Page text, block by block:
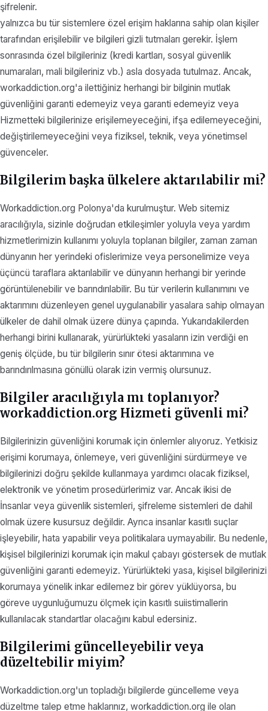
şifrelenir.
yalnızca bu tür sistemlere özel erişim haklarına sahip olan kişiler
tarafından erişilebilir ve bilgileri gizli tutmaları gerekir. İşlem
sonrasında özel bilgileriniz (kredi kartları, sosyal güvenlik
numaraları, mali bilgileriniz vb.) asla dosyada tutulmaz. Ancak,
workaddiction.org'a ilettiğiniz herhangi bir bilginin mutlak
güvenliğini garanti edemeyiz veya garanti edemeyiz veya
Hizmetteki bilgilerinize erişilemeyeceğini, ifşa edilemeyeceğini,
değiştirilemeyeceğini veya fiziksel, teknik, veya yönetimsel
güvenceler.
Bilgilerim başka ülkelere aktarılabilir mi?
Workaddiction.org Polonya'da kurulmuştur. Web sitemiz
aracılığıyla, sizinle doğrudan etkileşimler yoluyla veya yardım
hizmetlerimizin kullanımı yoluyla toplanan bilgiler, zaman zaman
dünyanın her yerindeki ofislerimize veya personelimize veya
üçüncü taraflara aktarılabilir ve dünyanın herhangi bir yerinde
görüntülenebilir ve barındırılabilir. Bu tür verilerin kullanımını ve
aktarımını düzenleyen genel uygulanabilir yasalara sahip olmayan
ülkeler de dahil olmak üzere dünya çapında. Yukarıdakilerden
herhangi birini kullanarak, yürürlükteki yasaların izin verdiği en
geniş ölçüde, bu tür bilgilerin sınır ötesi aktarımına ve
barındırılmasına gönüllü olarak izin vermiş olursunuz.
Bilgiler aracılığıyla mı toplanıyor?
workaddiction.org Hizmeti güvenli mi?
Bilgilerinizin güvenliğini korumak için önlemler alıyoruz. Yetkisiz
erişimi korumaya, önlemeye, veri güvenliğini sürdürmeye ve
bilgilerinizi doğru şekilde kullanmaya yardımcı olacak fiziksel,
elektronik ve yönetim prosedürlerimiz var. Ancak ikisi de
İnsanlar veya güvenlik sistemleri, şifreleme sistemleri de dahil
olmak üzere kusursuz değildir. Ayrıca insanlar kasıtlı suçlar
işleyebilir, hata yapabilir veya politikalara uymayabilir. Bu nedenle,
kişisel bilgilerinizi korumak için makul çabayı göstersek de mutlak
güvenliğini garanti edemeyiz. Yürürlükteki yasa, kişisel bilgilerinizi
korumaya yönelik inkar edilemez bir görev yüklüyorsa, bu
göreve uygunluğumuzu ölçmek için kasıtlı suiistimallerin
kullanılacak standartlar olacağını kabul edersiniz.
Bilgilerimi güncelleyebilir veya
düzeltebilir miyim?
Workaddiction.org'un topladığı bilgilerde güncelleme veya
düzeltme talep etme haklarınız, workaddiction.org ile olan